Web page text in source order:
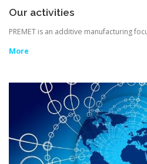
Our activities
PREMET is an additive manufacturing
More